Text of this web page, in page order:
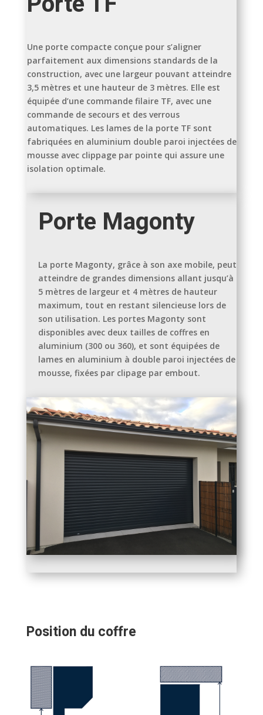
Une porte compacte conçue pour s’aligner
parfaitement aux dimensions standards de la
construction, avec une largeur pouvant atteindre
3,5 mètres et une hauteur de 3 mètres. Elle est
équipée d’une commande filaire TF, avec une
commande de secours et des verrous
automatiques. Les lames de la porte TF sont
fabriquées en aluminium double paroi injectées de
mousse avec clippage par pointe qui assure une
isolation optimale.
Porte Magonty
La porte Magonty, grâce à son axe mobile, peut
atteindre de grandes dimensions allant jusqu’à
5 mètres de largeur et 4 mètres de hauteur
maximum, tout en restant silencieuse lors de
son utilisation. Les portes Magonty sont
disponibles avec deux tailles de coffres en
aluminium (300 ou 360), et sont équipées de
lames en aluminium à double paroi injectées de
mousse, fixées par clipage par embout.
Position du coffre